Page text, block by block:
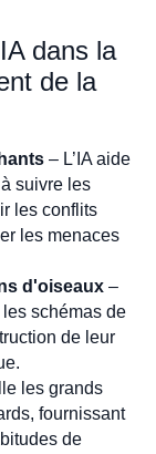
dans la
de la
– L’IA aide
suivre les
les conflits
les menaces
d'oiseaux –
les schémas de
de leur
les grands
fournissant
de